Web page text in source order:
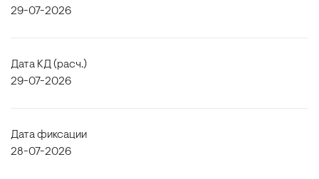
29-07-2026
Дата КД (расч.)
29-07-2026
Дата фиксации
28-07-2026